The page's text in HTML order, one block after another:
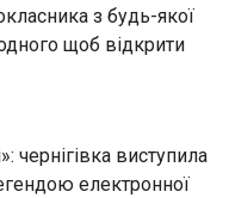
з будь-якої
щоб відкрити
чернігівка виступила
електронної